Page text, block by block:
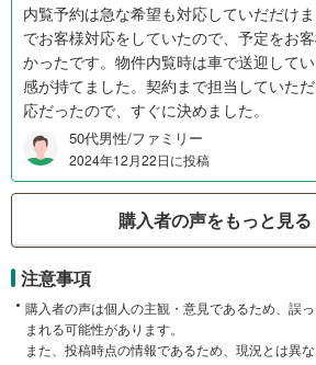
内覧予約は急な希望も対応していだだけ
でお客様対応をしていたので、予定をお
かったです。物件内覧時は車で送迎して
感が持てました。契約まで担当していた
応だったので、すぐに決めました。
50代男性/ファミリー
2024年12月22日に投稿
購入者の声をもっと見る
注意事項
購入者の声は個人の主観・意見であるため、誤
まれる可能性があります。
また、投稿時点の情報であるため、現況とは異な